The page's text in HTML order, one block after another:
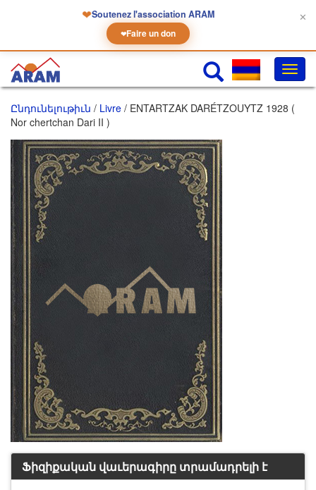
❤Soutenez l'association ARAM
❤Faire un don
✕
Ընդունելութիւն / Livre / ENTARTZAK DARÉTZOUYTZ 1928 (
Nor chertchan Dari II )
Ֆիզիքական վաւերագիրը տրամադրելի է